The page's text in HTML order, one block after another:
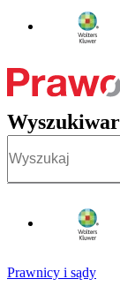
Prawnicy i sądy